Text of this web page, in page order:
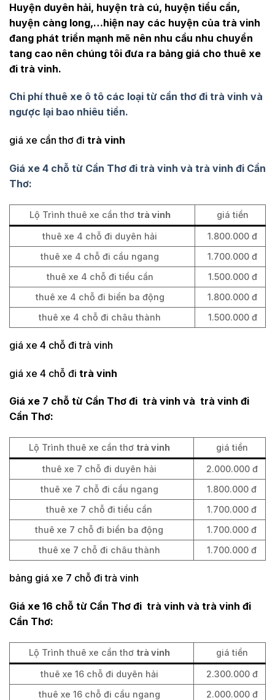
Huyện duyên hải, huyện trà cú, huyện tiểu cần,
huyện càng long,…hiện nay các huyện của trà vinh
đang phát triển mạnh mẽ nên nhu cầu nhu chuyển
tang cao nên chúng tôi đưa ra bảng giá cho thuê xe
đi trà vinh.
Chi phí thuê xe ô tô các loại từ cần thơ đi trà vinh và
ngược lại bao nhiêu tiền.
giá xe cần thơ đi trà vinh
Giá xe 4 chỗ từ Cần Thơ đi trà vinh và trà vinh đi Cần
Thơ:
Lộ Trình thuê xe cần thơ trà vinh giá tiền
thuê xe 4 chỗ đi duyên hải
1.800.000 đ
thuê xe 4 chỗ đi cầu ngang
1.700.000 đ
thuê xe 4 chỗ đi tiểu cần
1.500.000 đ
thuê xe 4 chỗ đi biển ba động
1.800.000 đ
thuê xe 4 chỗ đi châu thành
1.500.000 đ
giá xe 4 chỗ đi trà vinh
giá xe 4 chỗ đi trà vinh
Giá xe 7 chỗ từ Cần Thơ đi trà vinh và trà vinh đi
Cần Thơ:
Lộ Trình thuê xe cần thơ trà vinh giá tiền
thuê xe 7 chỗ đi duyên hải
2.000.000 đ
thuê xe 7 chỗ đi cầu ngang
1.800.000 đ
thuê xe 7 chỗ đi tiểu cần
1.700.000 đ
thuê xe 7 chỗ đi biển ba động
1.700.000 đ
thuê xe 7 chỗ đi châu thành
1.700.000 đ
bảng giá xe 7 chỗ đi trà vinh
Giá xe 16 chỗ từ Cần Thơ đi trà vinh và trà vinh đi
Cần Thơ:
Lộ Trình thuê xe cần thơ trà vinh giá tiền
thuê xe 16 chỗ đi duyên hải
2.300.000 đ
thuê xe 16 chỗ đi cầu ngang
2.000.000 đ